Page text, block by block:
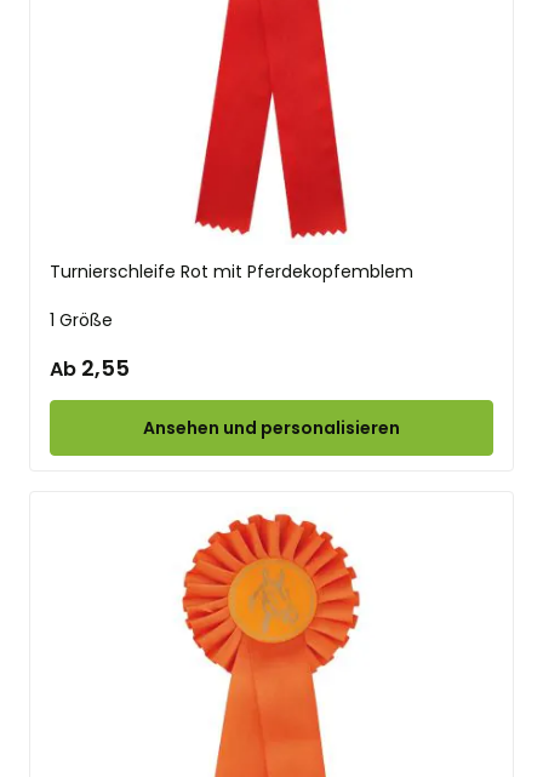
Turnierschleife Rot mit Pferdekopfemblem
1 Größe
Ab 2,55
Ansehen und personalisieren